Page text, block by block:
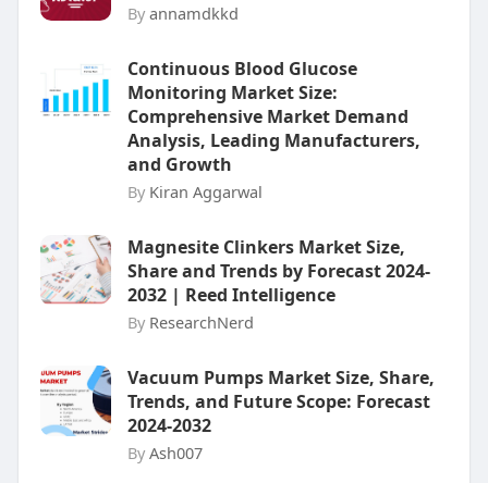
By annamdkkd
Continuous Blood Glucose
Monitoring Market Size:
Comprehensive Market Demand
Analysis, Leading Manufacturers,
and Growth
By Kiran Aggarwal
Magnesite Clinkers Market Size,
Share and Trends by Forecast 2024-
2032 | Reed Intelligence
By ResearchNerd
Vacuum Pumps Market Size, Share,
Trends, and Future Scope: Forecast
2024-2032
By Ash007